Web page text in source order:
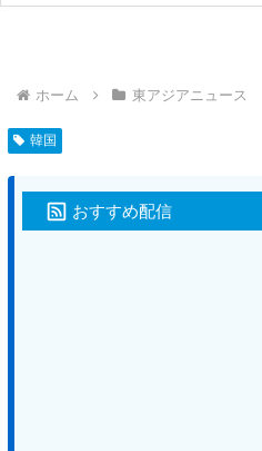
ホーム 東アジアニュース
韓国
おすすめ配信